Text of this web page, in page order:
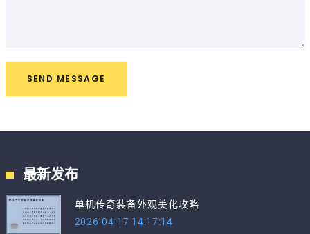
SEND MESSAGE
最新发布
单机传奇装备外观美化攻略
2026-04-17 14:17:14